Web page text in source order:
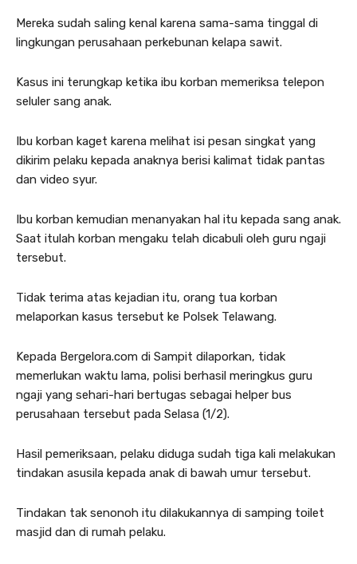
Mereka sudah saling kenal karena sama-sama tinggal di
lingkungan perusahaan perkebunan kelapa sawit.
Kasus ini terungkap ketika ibu korban memeriksa telepon
seluler sang anak.
Ibu korban kaget karena melihat isi pesan singkat yang
dikirim pelaku kepada anaknya berisi kalimat tidak pantas
dan video syur.
Ibu korban kemudian menanyakan hal itu kepada sang anak.
Saat itulah korban mengaku telah dicabuli oleh guru ngaji
tersebut.
Tidak terima atas kejadian itu, orang tua korban
melaporkan kasus tersebut ke Polsek Telawang.
Kepada Bergelora.com di Sampit dilaporkan, tidak
memerlukan waktu lama, polisi berhasil meringkus guru
ngaji yang sehari-hari bertugas sebagai helper bus
perusahaan tersebut pada Selasa (1/2).
Hasil pemeriksaan, pelaku diduga sudah tiga kali melakukan
tindakan asusila kepada anak di bawah umur tersebut.
Tindakan tak senonoh itu dilakukannya di samping toilet
masjid dan di rumah pelaku.